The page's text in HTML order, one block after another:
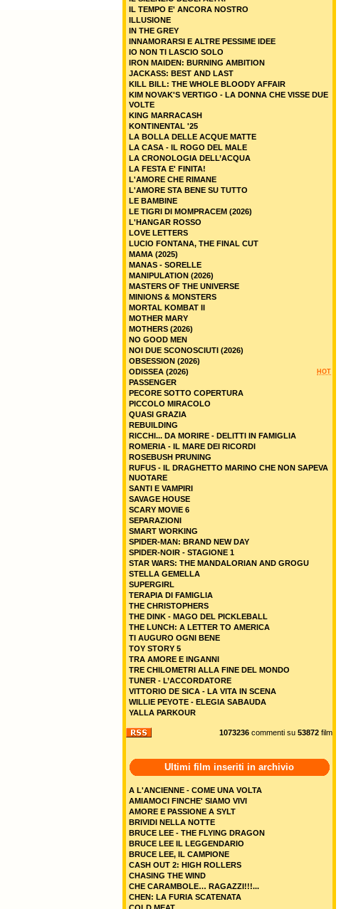
IL TEMPO E' ANCORA NOSTRO
ILLUSIONE
IN THE GREY
INNAMORARSI E ALTRE PESSIME IDEE
IO NON TI LASCIO SOLO
IRON MAIDEN: BURNING AMBITION
JACKASS: BEST AND LAST
KILL BILL: THE WHOLE BLOODY AFFAIR
KIM NOVAK'S VERTIGO - LA DONNA CHE VISSE DUE
VOLTE
KING MARRACASH
KONTINENTAL '25
LA BOLLA DELLE ACQUE MATTE
LA CASA - IL ROGO DEL MALE
LA CRONOLOGIA DELL’ACQUA
LA FESTA E' FINITA!
L'AMORE CHE RIMANE
L'AMORE STA BENE SU TUTTO
LE BAMBINE
LE TIGRI DI MOMPRACEM (2026)
L'HANGAR ROSSO
LOVE LETTERS
LUCIO FONTANA, THE FINAL CUT
MAMA (2025)
MANAS - SORELLE
MANIPULATION (2026)
MASTERS OF THE UNIVERSE
MINIONS & MONSTERS
MORTAL KOMBAT II
MOTHER MARY
MOTHERS (2026)
NO GOOD MEN
NOI DUE SCONOSCIUTI (2026)
OBSESSION (2026)
HOT
ODISSEA (2026)
PASSENGER
PECORE SOTTO COPERTURA
PICCOLO MIRACOLO
QUASI GRAZIA
REBUILDING
RICCHI... DA MORIRE - DELITTI IN FAMIGLIA
ROMERIA - IL MARE DEI RICORDI
ROSEBUSH PRUNING
RUFUS - IL DRAGHETTO MARINO CHE NON SAPEVA
NUOTARE
SANTI E VAMPIRI
SAVAGE HOUSE
SCARY MOVIE 6
SEPARAZIONI
SMART WORKING
SPIDER-MAN: BRAND NEW DAY
SPIDER-NOIR - STAGIONE 1
STAR WARS: THE MANDALORIAN AND GROGU
STELLA GEMELLA
SUPERGIRL
TERAPIA DI FAMIGLIA
THE CHRISTOPHERS
THE DINK - MAGO DEL PICKLEBALL
THE LUNCH: A LETTER TO AMERICA
TI AUGURO OGNI BENE
TOY STORY 5
TRA AMORE E INGANNI
TRE CHILOMETRI ALLA FINE DEL MONDO
TUNER - L’ACCORDATORE
VITTORIO DE SICA - LA VITA IN SCENA
WILLIE PEYOTE - ELEGIA SABAUDA
YALLA PARKOUR
1073236 commenti su 53872 film
Ultimi film inseriti in archivio
A L'ANCIENNE - COME UNA VOLTA
AMIAMOCI FINCHE' SIAMO VIVI
AMORE E PASSIONE A SYLT
BRIVIDI NELLA NOTTE
BRUCE LEE - THE FLYING DRAGON
BRUCE LEE IL LEGGENDARIO
BRUCE LEE, IL CAMPIONE
CASH OUT 2: HIGH ROLLERS
CHASING THE WIND
CHE CARAMBOLE… RAGAZZI!!!...
CHEN: LA FURIA SCATENATA